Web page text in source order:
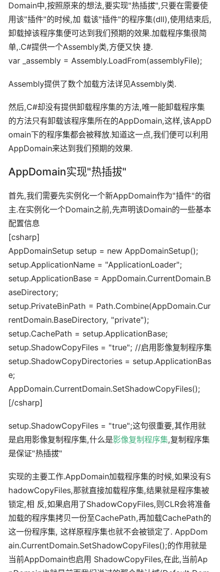
Domain中,按照原来的想法,要实现"热插拔",只要在需要使
用该"插件"的时候,加 载该"插件"的程序集(dll),使用结束后,
卸载掉该程序集便可达到我们预期的效果.加载程序集很简
单,.C#提供一个Assembly类,方便又快 捷.
var _assembly = Assembly.LoadFrom(assemblyFile);
Assembly提供了数个加载方法详见Assembly类.
然后,C#却没有提供卸载程序集的方法,唯一能卸载程序集
的方法只有卸载该程序集所在的AppDomain,这样,该AppD
omain下的程序集都会被释放.知道这一点,我们便可以利用
AppDomain来达到我们预期的效果.
AppDomain实现"热插拔"
首先,我们需要先实例化一个新AppDomain作为"插件"的宿
主.在实例化一个Domain之前,先声明该Domain的一些基本
配置信息
[csharp]
AppDomainSetup setup = new AppDomainSetup();
setup.ApplicationName = "ApplicationLoader";
setup.ApplicationBase = AppDomain.CurrentDomain.B
aseDirectory;
setup.PrivateBinPath = Path.Combine(AppDomain.Cur
rentDomain.BaseDirectory, "private");
setup.CachePath = setup.ApplicationBase;
setup.ShadowCopyFiles = "true"; //启用影像复制程序集
setup.ShadowCopyDirectories = setup.ApplicationBas
e;
AppDomain.CurrentDomain.SetShadowCopyFiles();
[/csharp]
setup.ShadowCopyFiles = "true";这句很重要,其作用就
是启用影像复制程序集,什么是影像复制程序集,复制程序集
是保证"热插拔"
实现的主要工作.AppDomain加载程序集的时候,如果没有S
hadowCopyFiles,那就直接加载程序集,结果就是程序集被
锁定,相 反,如果启用了ShadowCopyFiles,则CLR会将准备
加载的程序集拷贝一份至CachePath,再加载CachePath的
这一份程序集, 这样原程序集也就不会被锁定了. AppDom
ain.CurrentDomain.SetShadowCopyFiles();的作用就是
当前AppDomain也启用 ShadowCopyFiles,在此,当前Ap